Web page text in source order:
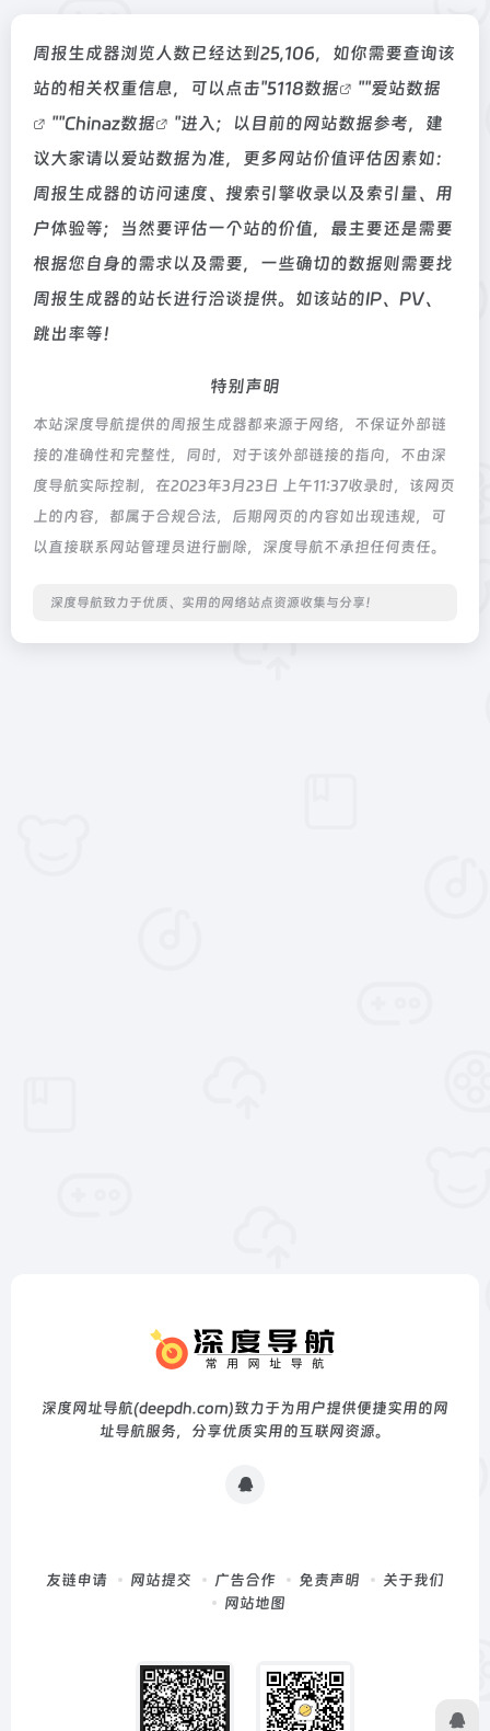
周报生成器浏览人数已经达到25,106，如你需要查询该
站的相关权重信息，可以点击"5118数据 ""爱站数据
""Chinaz数据
"进入；以目前的网站数据参考，建
议大家请以爱站数据为准，更多网站价值评估因素如：
周报生成器的访问速度、搜索引擎收录以及索引量、用
户体验等；当然要评估一个站的价值，最主要还是需要
根据您自身的需求以及需要，一些确切的数据则需要找
周报生成器的站长进行洽谈提供。如该站的IP、PV、
跳出率等！
特别声明
本站深度导航提供的周报生成器都来源于网络，不保证外部链
接的准确性和完整性，同时，对于该外部链接的指向，不由深
度导航实际控制，在2023年3月23日 上午11:37收录时，该网页
上的内容，都属于合规合法，后期网页的内容如出现违规，可
以直接联系网站管理员进行删除，深度导航不承担任何责任。
深度导航致力于优质、实用的网络站点资源收集与分享！
深度网址导航(deepdh.com)致力于为用户提供便捷实用的网
址导航服务，分享优质实用的互联网资源。
友链申请 网站提交 广告合作 免责声明
关于我们
网站地图